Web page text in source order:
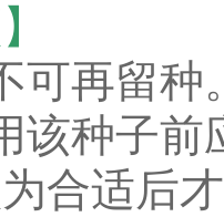
可再留种
该种子
合适后